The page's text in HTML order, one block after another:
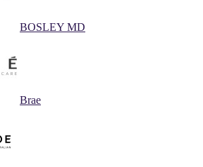
BOSLEY MD
Brae